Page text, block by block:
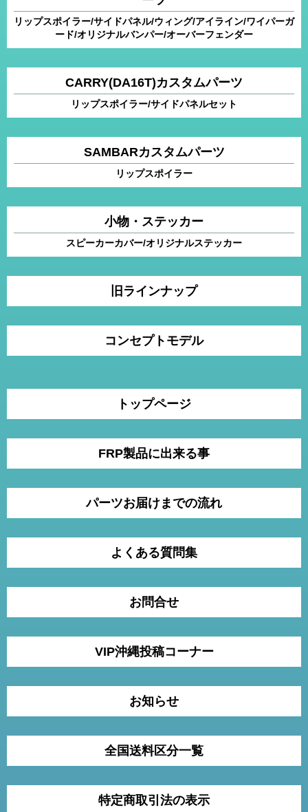
リップスポイラー/サイドパネル/ウィング/アイライン/ワイパーガ
ード/オリジナルバンパー/オーバーフェンダー
CARRY(DA16T)カスタムパーツ
リップスポイラー/サイドパネルセット
SAMBARカスタムパーツ
リップスポイラー
小物・ステッカー
スピーカーカバー/オリジナルステッカー
旧ラインナップ
コンセプトモデル
トップページ
FRP製品に出来る事
パーツお届けまでの流れ
よくある質問集
お問合せ
VIP沖縄投稿コーナー
お知らせ
全国送料区分一覧
特定商取引法の表示